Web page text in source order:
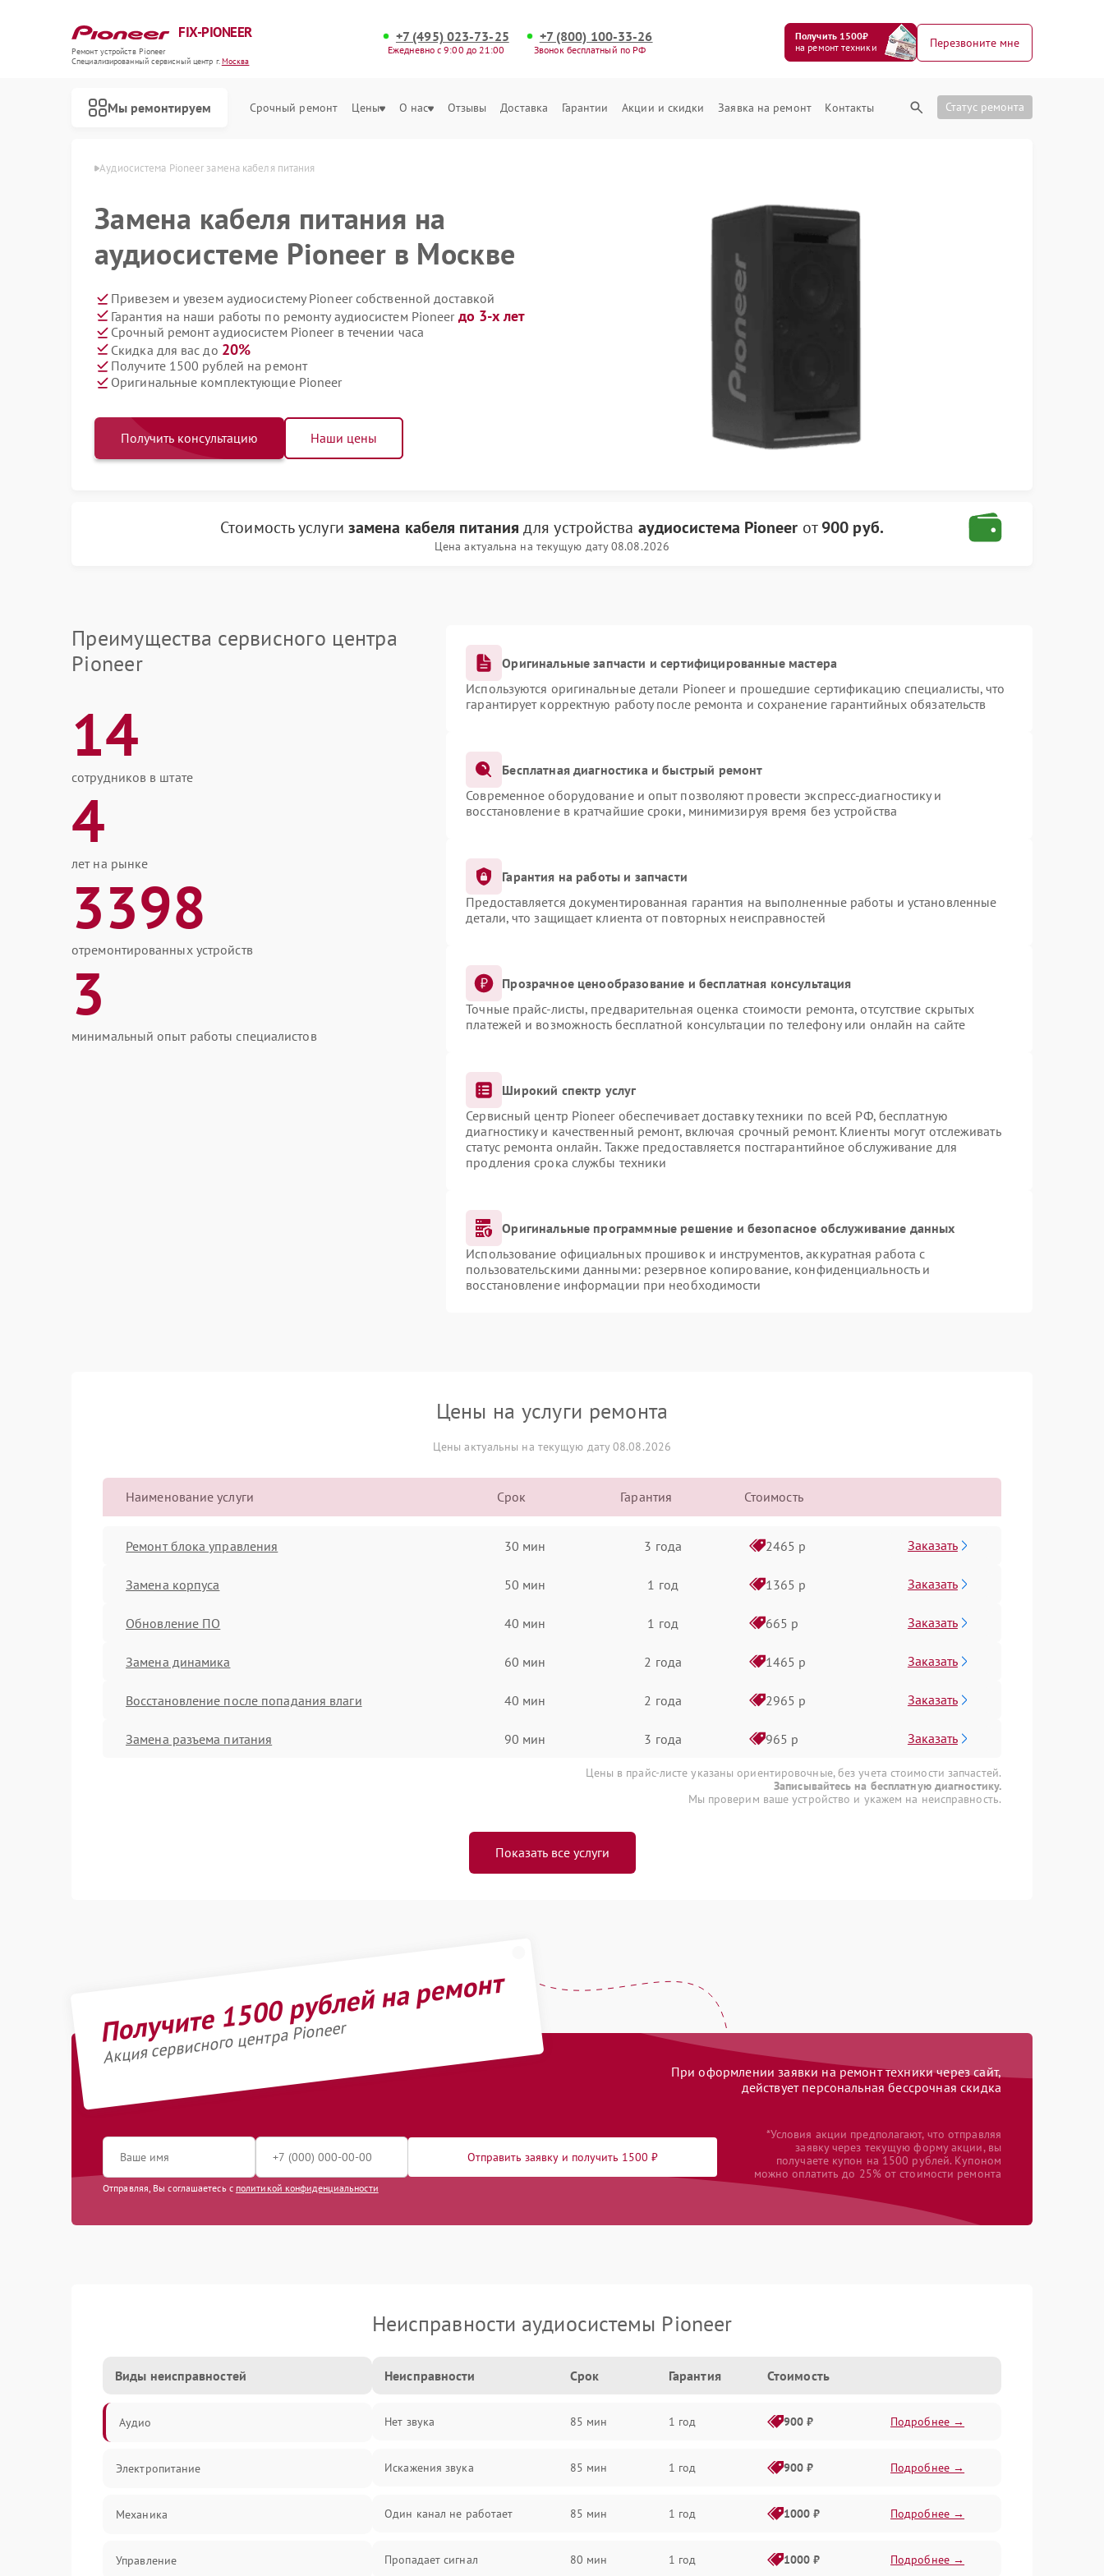
FIX-PIONEER
Ремонт устройств Pioneer
Специализированный cервисный центр г.Москва
+7 (495) 023-73-25
Ежедневно с 9:00 до 21:00
+7 (800) 100-33-26
Звонок бесплатный по РФ
Получить 1500₽
на ремонт техники
Перезвоните мне
Мы ремонтируем Срочный ремонт Цены О нас Отзывы Доставка Гарантии Акции и скидки Заявка на ремонт Контакты Статус ремонта
Pioneer в Москве Аудиосистема Pioneer замена кабеля питания
Замена кабеля питания на
аудиосистеме Pioneer в Москве
Привезем и увезем аудиосистему Pioneer собственной доставкой
Гарантия на наши работы по ремонту аудиосистем Pioneer до 3-х лет
Срочный ремонт аудиосистем Pioneer в течении часа
Скидка для вас до 20%
Получите 1500 рублей на ремонт
Оригинальные комплектующие Pioneer
Получить консультацию Наши цены
Стоимость услуги замена кабеля питания для устройства аудиосистема Pioneer от900 руб.
Цена актуальна на текущую дату 08.08.2026
Преимущества сервисного центра
Pioneer
14
сотрудников в штате
4
лет на рынке
3398
отремонтированных устройств
3
минимальный опыт работы специалистов
Оригинальные запчасти и сертифицированные мастера
Используются оригинальные детали Pioneer и прошедшие сертификацию специалисты, что
гарантирует корректную работу после ремонта и сохранение гарантийных обязательств
Бесплатная диагностика и быстрый ремонт
Современное оборудование и опыт позволяют провести экспресс-диагностику и
восстановление в кратчайшие сроки, минимизируя время без устройства
Гарантия на работы и запчасти
Предоставляется документированная гарантия на выполненные работы и установленные
детали, что защищает клиента от повторных неисправностей
Прозрачное ценообразование и бесплатная консультация
Точные прайс-листы, предварительная оценка стоимости ремонта, отсутствие скрытых
платежей и возможность бесплатной консультации по телефону или онлайн на сайте
Широкий спектр услуг
Сервисный центр Pioneer обеспечивает доставку техники по всей РФ, бесплатную
диагностику и качественный ремонт, включая срочный ремонт. Клиенты могут отслеживать
статус ремонта онлайн. Также предоставляется постгарантийное обслуживание для
продления срока службы техники
Оригинальные программные решение и безопасное обслуживание данных
Использование официальных прошивок и инструментов, аккуратная работа с
пользовательскими данными: резервное копирование, конфиденциальность и
восстановление информации при необходимости
Цены на услуги ремонта
Цены актуальны на текущую дату 08.08.2026
Наименование услуги Срок Гарантия Стоимость
Ремонт блока управления 30 мин 3 года 2465 р Заказать
Замена корпуса 50 мин 1 год 1365 р Заказать
Обновление ПО 40 мин 1 год 665 р Заказать
Замена динамика 60 мин 2 года 1465 р Заказать
Восстановление после попадания влаги 40 мин 2 года 2965 р Заказать
Замена разъема питания 90 мин 3 года 965 р Заказать
Цены в прайс-листе указаны ориентировочные, без учета стоимости запчастей.
Записывайтесь на бесплатную диагностику.
Мы проверим ваше устройство и укажем на неисправность.
Показать все услуги
Получите 1500 рублей на ремонт
Акция сервисного центра Pioneer
При оформлении заявки на ремонт техники через сайт,
действует персональная бессрочная скидка
Отправить заявку и получить 1500 ₽
Отправляя, Вы соглашаетесь с политикой конфиденциальности
*Условия акции предполагают, что отправляя
заявку через текущую форму акции, вы
получаете купон на 1500 рублей. Купоном
можно оплатить до 25% от стоимости ремонта
Неисправности аудиосистемы Pioneer
Виды неисправностей
Аудио
Электропитание
Механика
Управление
Неисправности Срок Гарантия Стоимость
Нет звука 85 мин 1 год 900 ₽ Подробнее →
Искажения звука 85 мин 1 год 900 ₽ Подробнее →
Один канал не работает 85 мин 1 год 1000 ₽ Подробнее →
Пропадает сигнал 80 мин 1 год 1000 ₽ Подробнее →